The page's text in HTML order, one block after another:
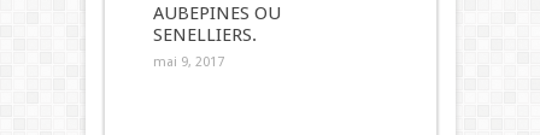
AUBEPINES OU
SENELLIERS.
mai 9, 2017